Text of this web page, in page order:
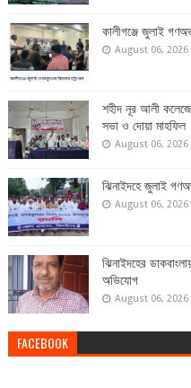
কালীগঞ্জে জুলাই
August 06, 2026
শহীদ নূর আলী
সভা ও দোয়া মাহফিল
August 06, 2026
ঝিনাইদহে জুলাই
August 06, 2026
ঝিনাইদহের
অভিযোগ
August 06, 2026
FACEBOOK